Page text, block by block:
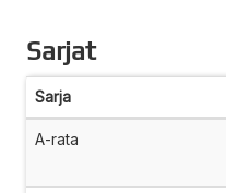
Sarjat
Sarja
A-rata